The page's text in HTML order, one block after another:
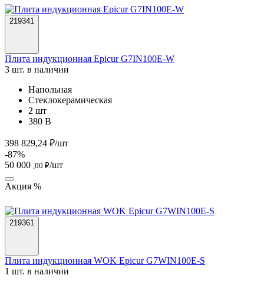
219341
Плита индукционная Epicur G7IN100E-W
3 шт. в наличии
Напольная
Стеклокерамическая
2 шт
380 В
398 829,24 ₽/шт
-87%
50 000 ,00 ₽/шт
Акция %
219361
Плита индукционная WOK Epicur G7WIN100E-S
1 шт. в наличии